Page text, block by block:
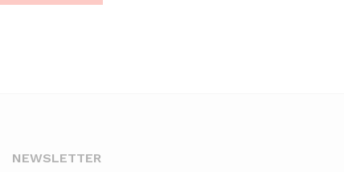
NEWSLETTER